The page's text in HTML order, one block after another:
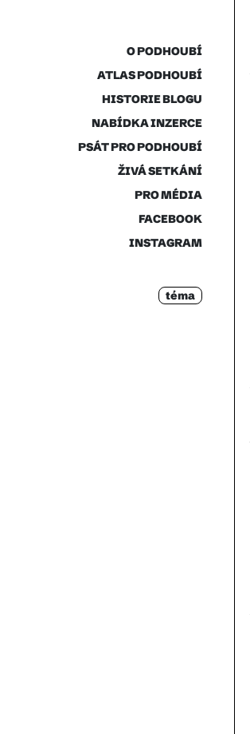
O PODHOUBÍ
ATLAS PODHOUBÍ
HISTORIE BLOGU
NABÍDKA INZERCE
PSÁT PRO PODHOUBÍ
ŽIVÁ SETKÁNÍ
PRO MÉDIA
FACEBOOK
INSTAGRAM
téma